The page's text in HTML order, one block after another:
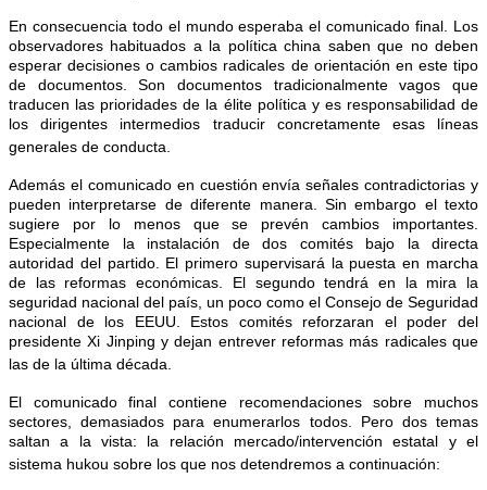
En consecuencia todo el mundo esperaba el comunicado final. Los
observadores habituados a la política china saben que no deben
esperar decisiones o cambios radicales de orientación en este tipo
de documentos. Son documentos tradicionalmente vagos que
traducen las prioridades de la élite política y es responsabilidad de
los dirigentes intermedios traducir concretamente esas líneas
generales de conducta.
Además el comunicado en cuestión envía señales contradictorias y
pueden interpretarse de diferente manera. Sin embargo el texto
sugiere por lo menos que se prevén cambios importantes.
Especialmente la instalación de dos comités bajo la directa
autoridad del partido. El primero supervisará la puesta en marcha
de las reformas económicas. El segundo tendrá en la mira la
seguridad nacional del país, un poco como el Consejo de Seguridad
nacional de los EEUU. Estos comités reforzaran el poder del
presidente Xi Jinping y dejan entrever reformas más radicales que
las de la última década.
El comunicado final contiene recomendaciones sobre muchos
sectores, demasiados para enumerarlos todos. Pero dos temas
saltan a la vista: la relación mercado/intervención estatal y el
sistema hukou sobre los que nos detendremos a continuación: